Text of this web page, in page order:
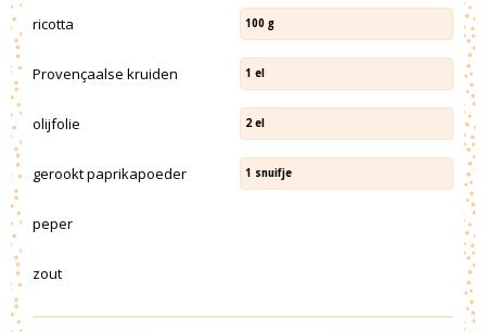
ricotta 100 g
Provençaalse kruiden 1 el
olijfolie 2 el
gerookt paprikapoeder 1 snuifje
peper
zout